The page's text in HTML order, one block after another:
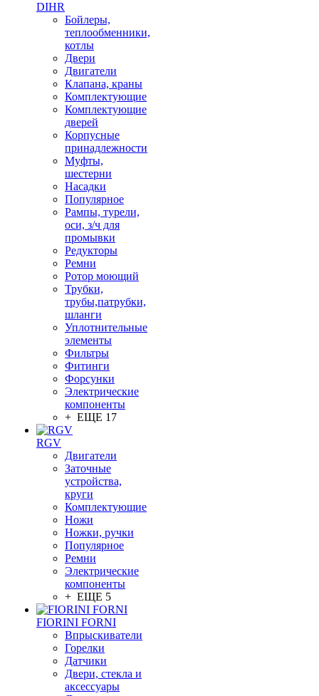
DIHR
Бойлеры,
теплообменники,
котлы
Двери
Двигатели
Клапана, краны
Комплектующие
Комплектующие
дверей
Корпусные
принадлежности
Муфты,
шестерни
Насадки
Популярное
Рампы, турели,
оси, з/ч для
промывки
Редукторы
Ремни
Ротор моющий
Трубки,
трубы,патрубки,
шланги
Уплотнительные
элементы
Фильтры
Фитинги
Форсунки
Электрические
компоненты
+ ЕЩЕ 17
RGV
Двигатели
Заточные
устройства,
круги
Комплектующие
Ножи
Ножки, ручки
Популярное
Ремни
Электрические
компоненты
+ ЕЩЕ 5
FIORINI FORNI
Впрыскиватели
Горелки
Датчики
Двери, стекла и
аксессуары